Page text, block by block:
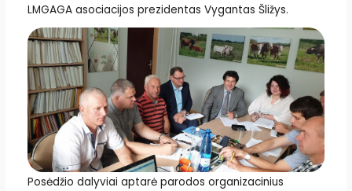
LMGAGA asociacijos prezidentas Vygantas Šližys.
Posėdžio dalyviai aptarė parodos organizacinius